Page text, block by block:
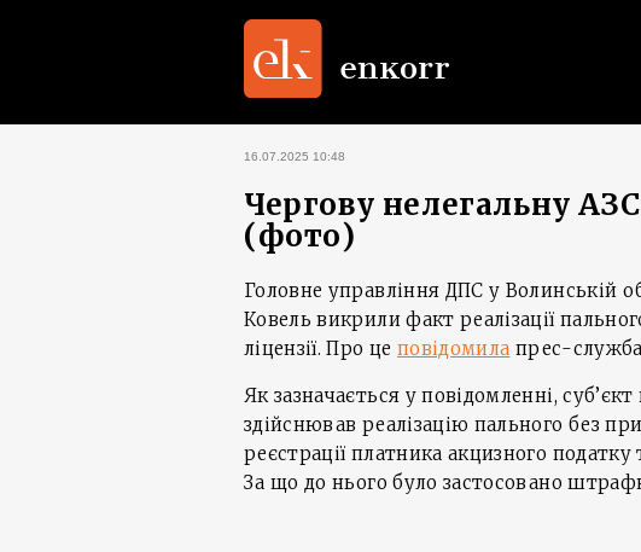
16.07.2025 10:48
Чергову нелегальну
(фото)
Головне управління ДПС у Волинській
Ковель викрили факт реалізації
ліцензії. Про це повідомила прес-
Як зазначається у повідомленні, суб’єкт
здійснював реалізацію пального без
реєстрації платника акцизного податку
За що до нього було застосовано